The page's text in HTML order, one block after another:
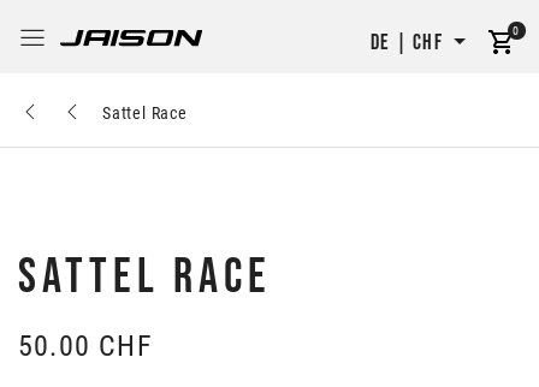
DE | CHF 0
Sattel Race
SATTEL RACE
50.00 CHF